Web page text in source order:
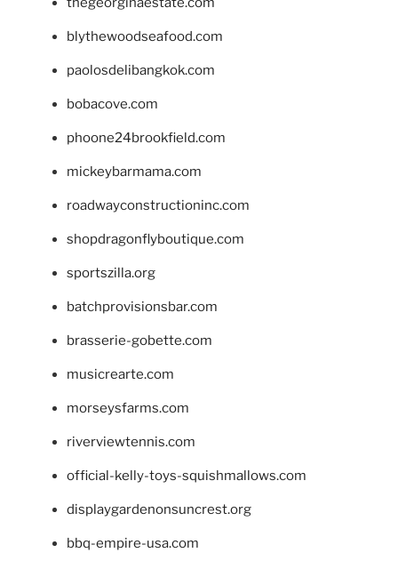
blythewoodseafood.com
paolosdelibangkok.com
bobacove.com
phoone24brookfield.com
mickeybarmama.com
roadwayconstructioninc.com
shopdragonflyboutique.com
sportszilla.org
batchprovisionsbar.com
brasserie-gobette.com
musicrearte.com
morseysfarms.com
riverviewtennis.com
official-kelly-toys-squishmallows.com
displaygardenonsuncrest.org
bbq-empire-usa.com